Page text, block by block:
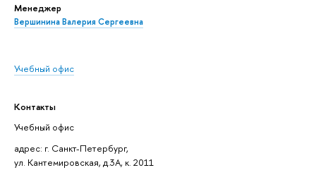
Менеджер
Вершинина Валерия Сергеевна
Учебный офис
Контакты
Учебный офис
адрес: г. Санкт-Петербург,
ул. Кантемировская, д.3А, к. 2011